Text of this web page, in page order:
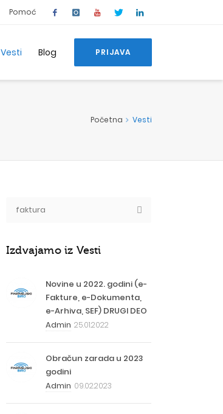
Pomoć
Vesti Blog PRIJAVA
Početna Vesti
Izdvajamo iz Vesti
Novine u 2022. godini (e-
Fakture, e-Dokumenta,
e-Arhiva, SEF) DRUGI DEO
Admin 25.01.2022
Obračun zarada u 2023
godini
Admin 09.02.2023